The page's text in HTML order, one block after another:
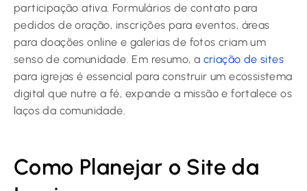
participação ativa. Formulários de contato para
pedidos de oração, inscrições para eventos, áreas
para doações online e galerias de fotos criam um
senso de comunidade. Em resumo, a criação de sites
para igrejas é essencial para construir um ecossistema
digital que nutre a fé, expande a missão e fortalece os
laços da comunidade.
Como Planejar o Site da